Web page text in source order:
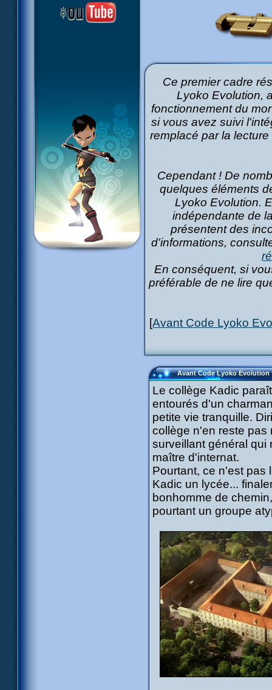
Ce premier cadre
Lyoko Evolution,
fonctionnement du
si vous avez suivi
remplacé par la
Cependant ! De
quelques éléments
Lyoko Evolution.
indépendante de
présentent des
d'informations,
En conséquent, si
préférable de ne lire
[Avant Code Lyoko
Avant Code Lyoko
Le collège Kadic
entourés d'un
petite vie tranquille.
collège n'en reste pas
surveillant général qui
maître d'internat.
Pourtant, ce n'est pas
Kadic un lycée...
bonhomme de
pourtant un groupe